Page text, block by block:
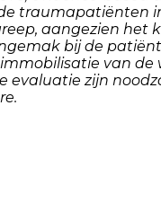
traumapatiënten
aangezien het
bij de
van de
zijn